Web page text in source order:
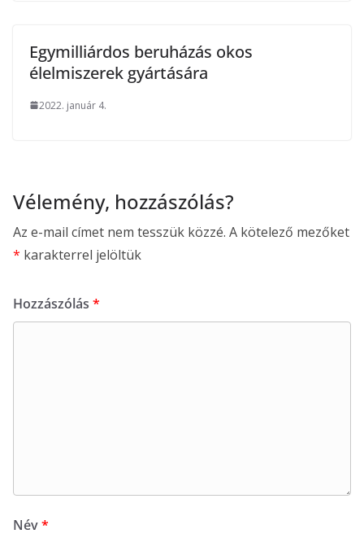
Egymilliárdos beruházás okos
élelmiszerek gyártására
2022. január 4.
Vélemény, hozzászólás?
Az e-mail címet nem tesszük közzé. A kötelező mezőket
* karakterrel jelöltük
Hozzászólás *
Név*